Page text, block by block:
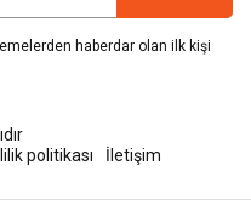
haberdar olan ilk kişi
politikası İletişim